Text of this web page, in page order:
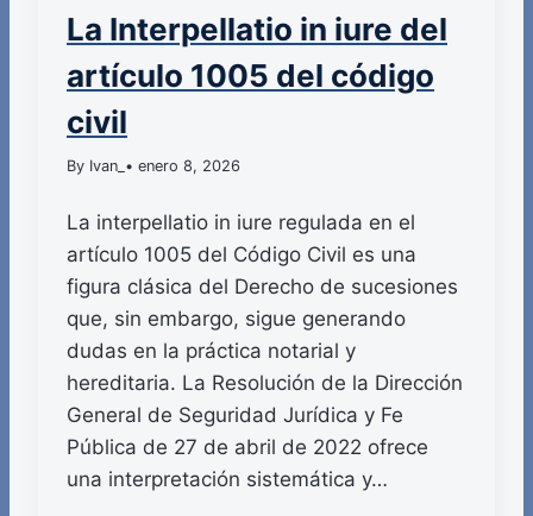
La Interpellatio in iure del
artículo 1005 del código
civil
By Ivan_ • enero 8, 2026
La interpellatio in iure regulada en el
artículo 1005 del Código Civil es una
figura clásica del Derecho de sucesiones
que, sin embargo, sigue generando
dudas en la práctica notarial y
hereditaria. La Resolución de la Dirección
General de Seguridad Jurídica y Fe
Pública de 27 de abril de 2022 ofrece
una interpretación sistemática y…